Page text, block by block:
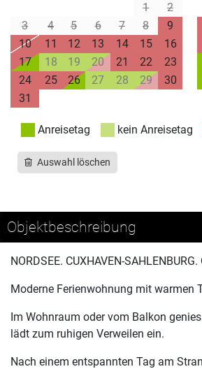
1
2
3
4 5 6 7 8
9
10
11 12 13 14 15
16
17
18 19 20 21 22
23
24
25 26 27 28 29
30
31
Anreisetag kein Anreisetag
Auswahl löschen
Objektbeschreibung
NORDSEE. CUXHAVEN-
Moderne Ferienwohnung mit warmen
Im Wohnraum oder vom Balkon
lädt zum ruhigen Verweilen ein.
Nach einem entspannten Tag am